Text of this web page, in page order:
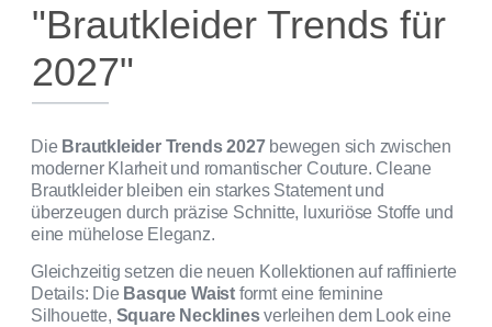
"Brautkleider Trends für
2027"
Die Brautkleider Trends 2027bewegen sich zwischen
moderner Klarheit und romantischer Couture. Cleane
Brautkleider bleiben ein starkes Statement und
überzeugen durch präzise Schnitte, luxuriöse Stoffe und
eine mühelose Eleganz.
Gleichzeitig setzen die neuen Kollektionen auf raffinierte
Details: Die Basque Waist formt eine feminine
Silhouette, Square Necklinesverleihen dem Look eine